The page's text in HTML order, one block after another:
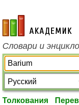
academic.ru
Словари и
Толкования